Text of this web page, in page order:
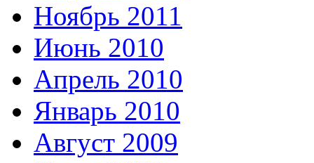
Ноябрь 2011
Июнь 2010
Апрель 2010
Январь 2010
Август 2009